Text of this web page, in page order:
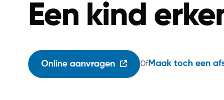
Een kind
Online aanvragen OfMaak toch een